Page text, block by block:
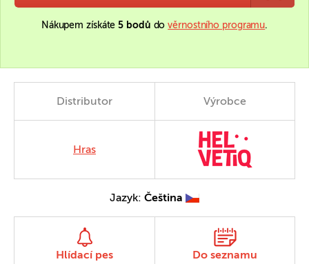
Nákupem získáte5 bodů dověrnostního programu.
Distributor Výrobce
Hras
Jazyk: Čeština
Hlídací pes Do seznamu